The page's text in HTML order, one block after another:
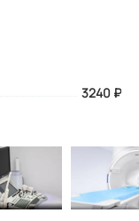
3240 ₽